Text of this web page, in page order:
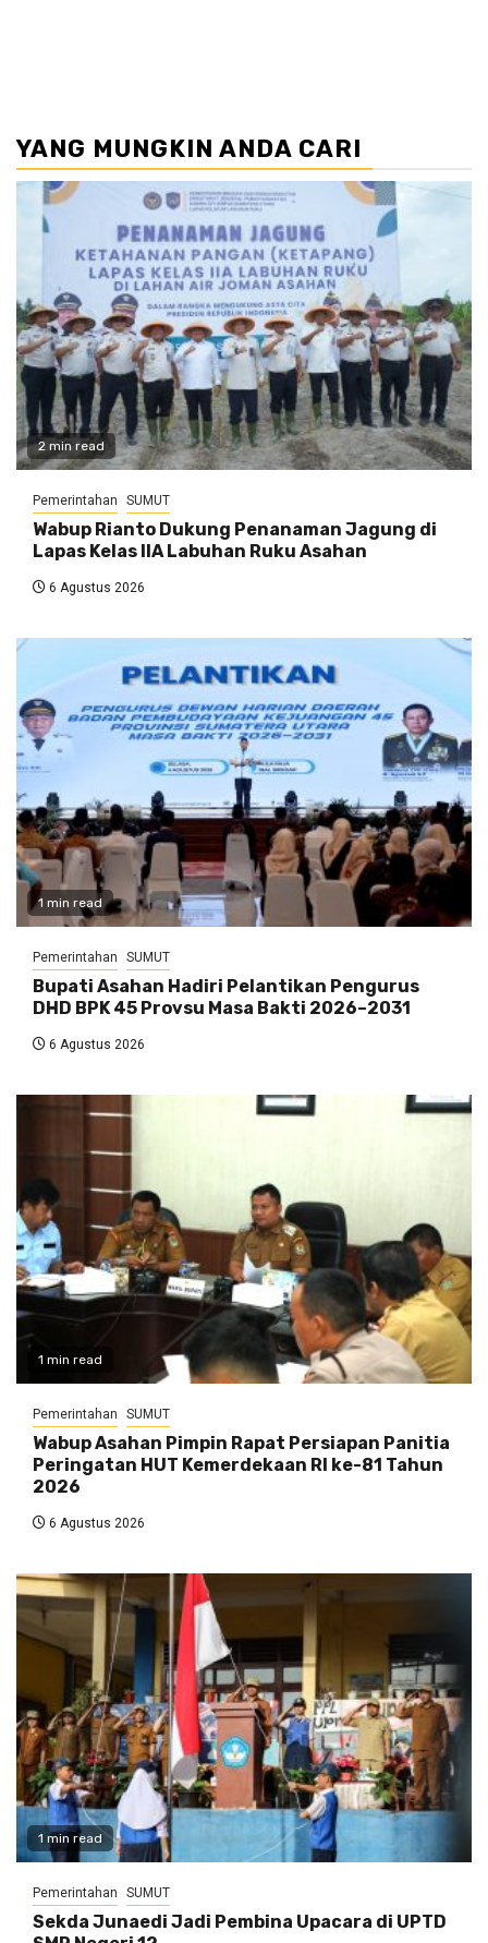
YANG MUNGKIN ANDA CARI
2 min read
Pemerintahan SUMUT
Wabup Rianto Dukung Penanaman Jagung di
Lapas Kelas IIA Labuhan Ruku Asahan
6 Agustus 2026
1 min read
Pemerintahan SUMUT
Bupati Asahan Hadiri Pelantikan Pengurus
DHD BPK 45 Provsu Masa Bakti 2026–2031
6 Agustus 2026
1 min read
Pemerintahan SUMUT
Wabup Asahan Pimpin Rapat Persiapan Panitia
Peringatan HUT Kemerdekaan RI ke-81 Tahun
2026
6 Agustus 2026
1 min read
Pemerintahan SUMUT
Sekda Junaedi Jadi Pembina Upacara di UPTD